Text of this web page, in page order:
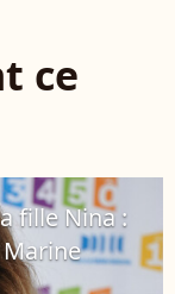
ce
fille Nina :